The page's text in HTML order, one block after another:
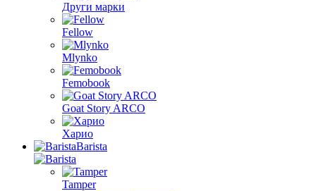
Други марки
Fellow
Mlynko
Femobook
Goat Story ARCO
Харио
Barista
Tamper